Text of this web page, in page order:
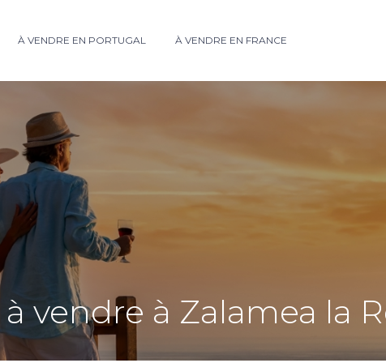
À VENDRE EN PORTUGAL À VENDRE EN FRANCE
vendre à Zalamea la